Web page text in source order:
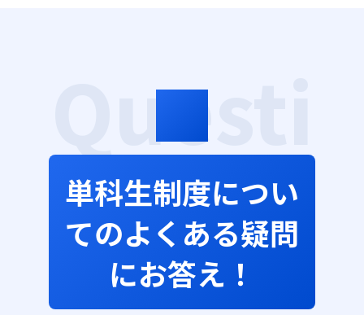
Questi
on
単科生制度につい
てのよくある疑問
にお答え！